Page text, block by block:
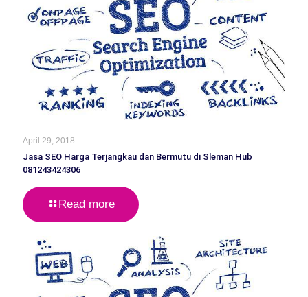
April 29, 2018
Jasa SEO Harga Terjangkau dan Bermutu di Sleman Hub
081243424306
Read more